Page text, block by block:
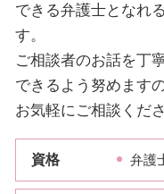
できる弁護士となれ
す。
ご相談者のお話を丁
できるよう努めます
お気軽にご相談くださ
資格 弁護